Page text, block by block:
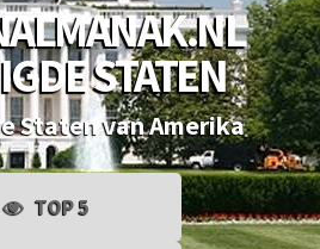
STATEN
Staten van Amerika
TOP 5